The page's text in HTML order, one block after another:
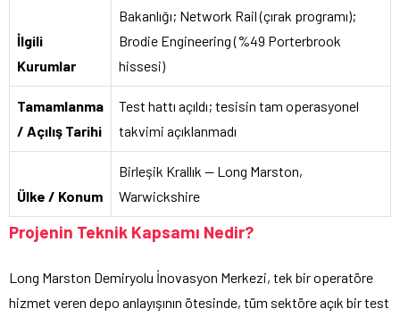
İlgili
Kurumlar
Bakanlığı; Network Rail (çırak programı);
Brodie Engineering (%49 Porterbrook
hissesi)
Tamamlanma
/ Açılış Tarihi
Test hattı açıldı; tesisin tam operasyonel
takvimi açıklanmadı
Ülke / Konum
Birleşik Krallık — Long Marston,
Warwickshire
Projenin Teknik Kapsamı Nedir?
Long Marston Demiryolu İnovasyon Merkezi, tek bir operatöre
hizmet veren depo anlayışının ötesinde, tüm sektöre açık bir test